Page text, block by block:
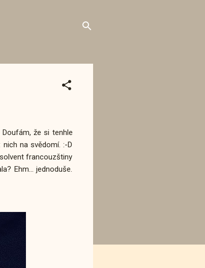
Doufám, že si tenhle
na svědomí. :-D
francouzštiny
Ehm... jednoduše.